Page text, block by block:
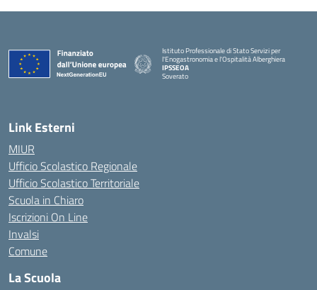
Istituto Professionale di Stato Servizi per
l'Enogastronomia e l'Ospitalità Alberghiera
IPSSEOA
Soverato
Link Esterni
MIUR
Ufficio Scolastico Regionale
Ufficio Scolastico Territoriale
Scuola in Chiaro
Iscrizioni On Line
Invalsi
Comune
La Scuola